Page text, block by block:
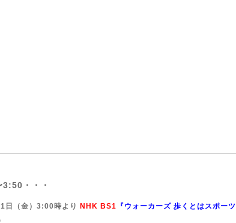
・・・
日（金）3:00時より NHK BS1 『ウォーカーズ 歩くとはスポーツ